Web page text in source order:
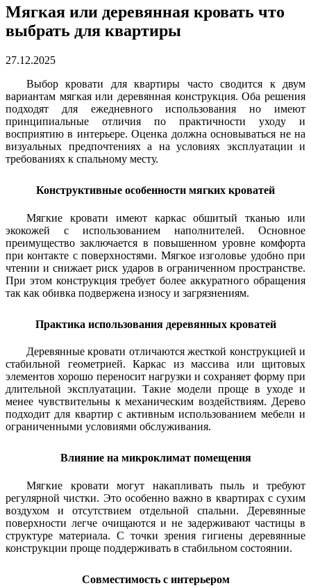
Мягкая или деревянная кровать что
выбрать для квартиры
27.12.2025
Выбор кровати для квартиры часто сводится к двум
вариантам мягкая или деревянная конструкция. Оба решения
подходят для ежедневного использования но имеют
принципиальные отличия по практичности уходу и
восприятию в интерьере. Оценка должна основываться не на
визуальных предпочтениях а на условиях эксплуатации и
требованиях к спальному месту.
Конструктивные особенности мягких кроватей
Мягкие кровати имеют каркас обшитый тканью или
экокожей с использованием наполнителей. Основное
преимущество заключается в повышенном уровне комфорта
при контакте с поверхностями. Мягкое изголовье удобно при
чтении и снижает риск ударов в ограниченном пространстве.
При этом конструкция требует более аккуратного обращения
так как обивка подвержена износу и загрязнениям.
Практика использования деревянных кроватей
Деревянные кровати отличаются жесткой конструкцией и
стабильной геометрией. Каркас из массива или щитовых
элементов хорошо переносит нагрузки и сохраняет форму при
длительной эксплуатации. Такие модели проще в уходе и
менее чувствительны к механическим воздействиям. Дерево
подходит для квартир с активным использованием мебели и
ограниченными условиями обслуживания.
Влияние на микроклимат помещения
Мягкие кровати могут накапливать пыль и требуют
регулярной чистки. Это особенно важно в квартирах с сухим
воздухом и отсутствием отдельной спальни. Деревянные
поверхности легче очищаются и не задерживают частицы в
структуре материала. С точки зрения гигиены деревянные
конструкции проще поддерживать в стабильном состоянии.
Совместимость с интерьером